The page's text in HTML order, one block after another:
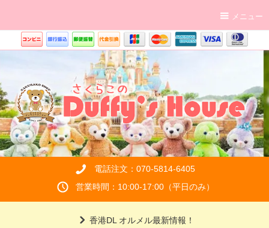
メニュー
電話注文：070-5814-6405
営業時間：10:00-17:00（平日のみ）
香港DL オルメル最新情報！